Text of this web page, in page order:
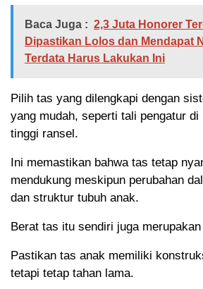
Baca Juga : 2,3 Juta Honorer
Dipastikan Lolos dan Mendapat
Terdata Harus Lakukan Ini
Pilih tas yang dilengkapi dengan
yang mudah, seperti tali pengatur di
tinggi ransel.
Ini memastikan bahwa tas tetap
mendukung meskipun perubahan
dan struktur tubuh anak.
Berat tas itu sendiri juga
Pastikan tas anak memiliki
tetapi tetap tahan lama.